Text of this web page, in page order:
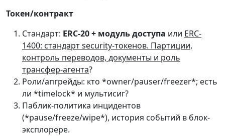
Токен/контракт
Стандарт: ERC-20 + модуль доступа или ERC-
1400: стандарт security-токенов. Партиции,
контроль переводов, документы и роль
трансфер-агента?
Роли/апгрейды: кто *owner/pauser/freezer*; есть
ли *timelock* и мультисиг?
Паблик-политика инцидентов
(*pause/freeze/wipe*), история событий в блок-
эксплорере.